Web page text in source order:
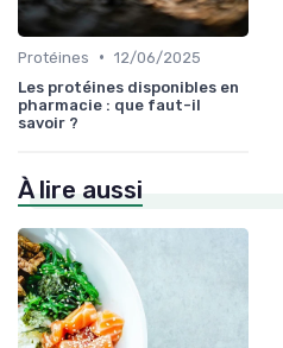
Protéines • 12/06/2025
Les protéines disponibles en
pharmacie : que faut-il
savoir ?
À lire aussi